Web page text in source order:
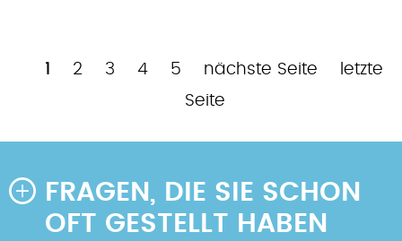
Seitennummerierung
Aktuelle
1 Page
2 Page
3 Page
4 Page
5
Nächste
Seite
nächste Seite
Letzte
letzte
Seite
FRAGEN, DIE SIE SCHON
OFT GESTELLT HABEN